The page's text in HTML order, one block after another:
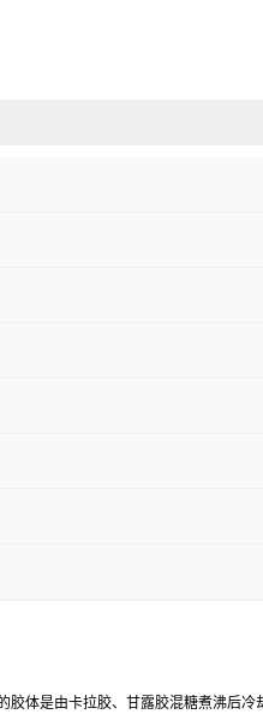
体是由卡拉胶、甘露胶混糖煮沸后冷